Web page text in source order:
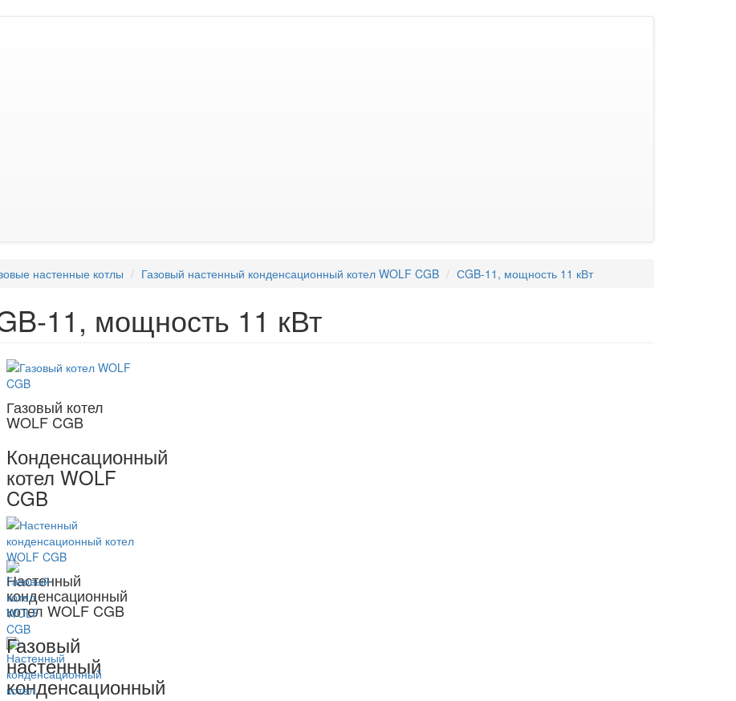
настенные котлы Газовый настенный конденсационный котел WOLF CGB СGB-11, мощность 11 кВт
11, мощность 11 кВт
Газовый котел
WOLF CGB
Конденсационный
котел WOLF
CGB
Настенный
конденсационный
котел WOLF CGB
Газовый
настенный
конденсационный